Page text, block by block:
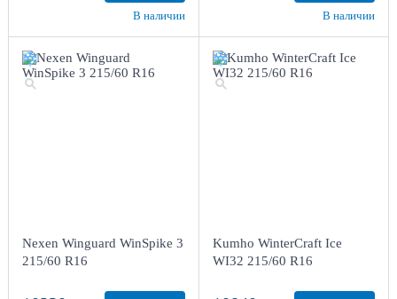
В наличии В наличии
Nexen Winguard WinSpike 3
215/60 R16
Kumho WinterCraft Ice
WI32 215/60 R16